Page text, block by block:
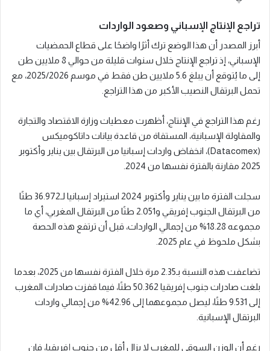
تراجع الإنتاج الإسباني وصعود الواردات
أبرز المصدر أن هذا الوضع ترك أثرًا واضحًا على قطاع الحمضيات
الإسباني، إذ تراجع الإنتاج خلال سنوات قليلة من حوالي 8 ملايين طن
إلى ما يُتوقع أن يبلغ 5.6 ملايين طن فقط في موسم 2025/2026، مع
تحمل البرتقال النصيب الأكبر من هذا التراجع.
رغم هذا التراجع في الإنتاج، أظهرت معطيات وزارة الاقتصاد والتجارة
والمقاولة الإسبانية، المستقاة من قاعدة بيانات داتاكوميكس
(Datacomex)، انخفاض واردات إسبانيا من البرتقال بين يناير وأكتوبر
2025 مقارنة بالفترة نفسها من 2024.
سجلت الفترة ما بين يناير وأكتوبر 2024 استيراد إسبانيا لـ36.972 طنًا
من البرتقال الجنوب إفريقي و2.051 طنًا من البرتقال المغربي، أي ما
مجموعه 18.28% من إجمالي الواردات، قبل أن ترتفع هذه الحصة
بشكل ملحوظ في عام 2025.
تضاعفت هذه النسبة بـ2.35 مرة خلال الفترة نفسها من 2025، بعدما
بلغت صادرات جنوب إفريقيا 50.362 طنًا، فيما قفزت صادرات المغرب
إلى 9.531 طنًا، ليصل مجموعهما إلى 42.96% من إجمالي واردات
البرتقال الإسبانية.
رغم أن الوزن السوقي للمغرب لا يزال أقل من جنوب إفريقيا، فإن